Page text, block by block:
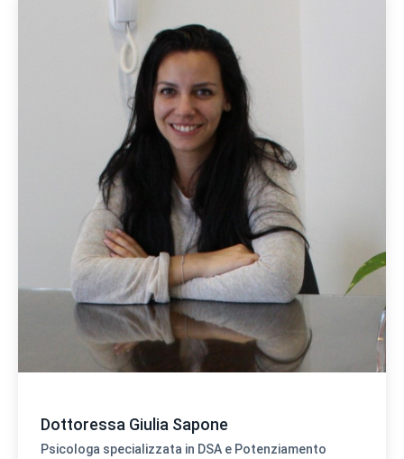
Dottoressa Giulia Sapone
Psicologa specializzata in DSA e Potenziamento